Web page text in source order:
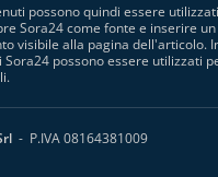
possono quindi essere
Sora24 come fonte e inserire
visibile alla pagina dell'articolo.
Sora24 possono essere utilizzati
- P.IVA 08164381009